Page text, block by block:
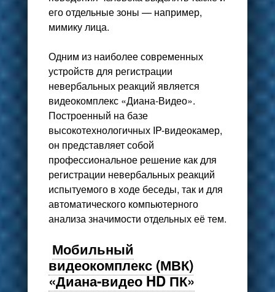
его отдельные зоны — например,
мимику лица.
Одним из наиболее современных
устройств для регистрации
невербальных реакций является
видеокомплекс «Диана-Видео».
Построенный на базе
высокотехнологичных IP-видеокамер,
он представляет собой
профессиональное решение как для
регистрации невербальных реакций
испытуемого в ходе беседы, так и для
автоматического компьютерного
анализа значимости отдельных её тем.
Мобильный
видеокомплекс (МВК)
«Диана-видео HD ПК»